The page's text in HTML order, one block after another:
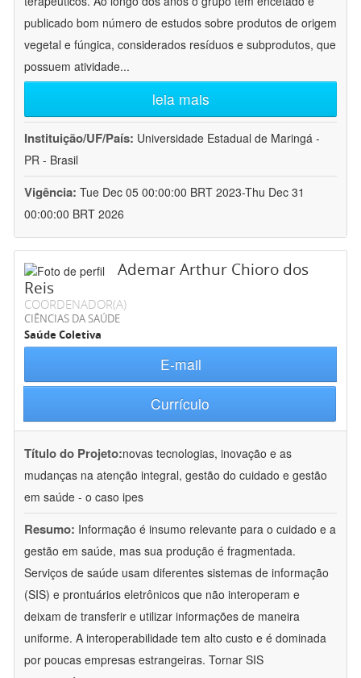
publicado bom número de estudos sobre produtos de origem
vegetal e fúngica, considerados resíduos e subprodutos, que
possuem atividade...
leia mais
Instituição/UF/País: Universidade Estadual de Maringá -
PR - Brasil
Vigência: Tue Dec 05 00:00:00 BRT 2023-Thu Dec 31
00:00:00 BRT 2026
Ademar Arthur Chioro dos
Reis
COORDENADOR(A)
CIÊNCIAS DA SAÚDE
Saúde Coletiva
E-mail
Currículo
Título do Projeto:novas tecnologias, inovação e as
mudanças na atenção integral, gestão do cuidado e gestão
em saúde - o caso ipes
Resumo: Informação é insumo relevante para o cuidado e a
gestão em saúde, mas sua produção é fragmentada.
Serviços de saúde usam diferentes sistemas de informação
(SIS) e prontuários eletrônicos que não interoperam e
deixam de transferir e utilizar informações de maneira
uniforme. A interoperabilidade tem alto custo e é dominada
por poucas empresas estrangeiras. Tornar SIS